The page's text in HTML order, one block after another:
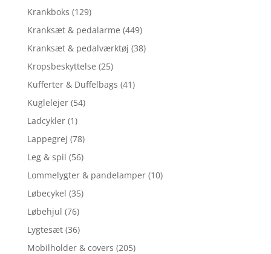
Krankboks (129)
Kranksæt & pedalarme (449)
Kranksæt & pedalværktøj (38)
Kropsbeskyttelse (25)
Kufferter & Duffelbags (41)
Kuglelejer (54)
Ladcykler (1)
Lappegrej (78)
Leg & spil (56)
Lommelygter & pandelamper (10)
Løbecykel (35)
Løbehjul (76)
Lygtesæt (36)
Mobilholder & covers (205)